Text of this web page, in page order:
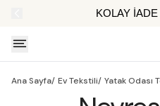
KOLAY İADE
Ana Sayfa/ Ev Tekstili/ Yatak Odası